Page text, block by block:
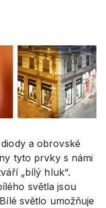
a obrovské
tyto prvky s námi
„bílý hluk“.
světla jsou
světlo umožňuje